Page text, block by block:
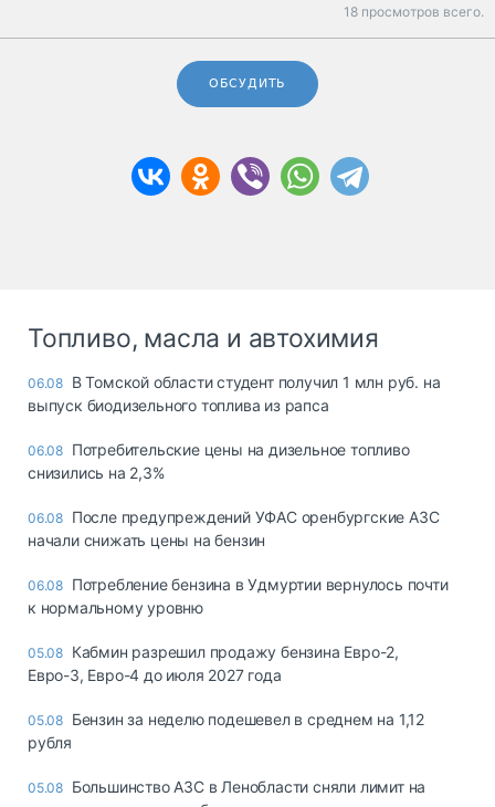
18 просмотров всего.
ОБСУДИТЬ
Топливо, масла и автохимия
06.08 В Томской области студент получил 1 млн руб. на
выпуск биодизельного топлива из рапса
06.08 Потребительские цены на дизельное топливо
снизились на 2,3%
06.08 После предупреждений УФАС оренбургские АЗС
начали снижать цены на бензин
06.08 Потребление бензина в Удмуртии вернулось почти
к нормальному уровню
05.08 Кабмин разрешил продажу бензина Евро-2,
Евро-3, Евро-4 до июля 2027 года
05.08 Бензин за неделю подешевел в среднем на 1,12
рубля
05.08 Большинство АЗС в Ленобласти сняли лимит на